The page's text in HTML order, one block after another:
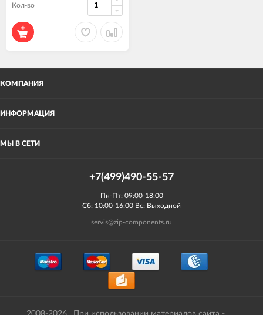
Кол-во
КОМПАНИЯ
ИНФОРМАЦИЯ
МЫ В СЕТИ
+7(499)490-55-57
Пн-Пт: 09:00-18:00
Сб: 10:00-16:00 Вс: Выходной
servis@zip-components.ru